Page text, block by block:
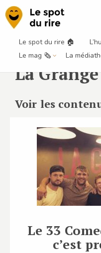
Le spot du rire 🏠
Le mag 🗞️
La
La Grange
Voir les
Le 33
c’est